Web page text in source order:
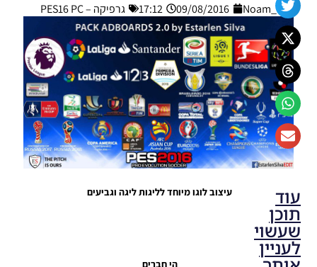
Noam_r
09/08/2016
17:12 גרפיקה – PES16 PC
עיצוב לוגו מיוחד לליגות ליגה וגביעים
הי חברים
עוד
תוכן
שעשוי
לעניין